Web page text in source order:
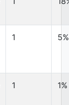
1 5%
1 1%